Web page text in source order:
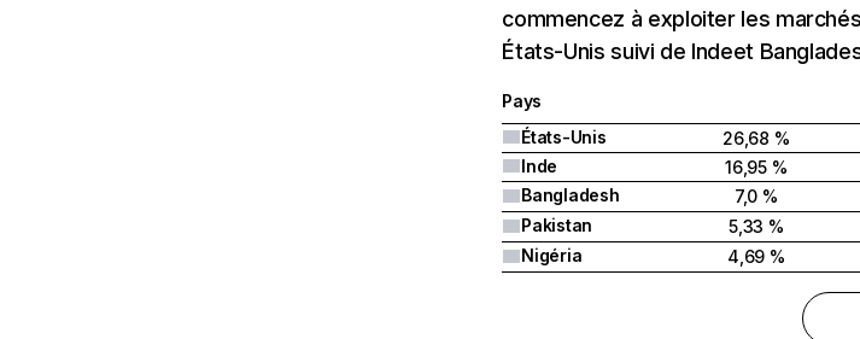
commencez à exploiter les
États-Unis suivi de Indeet
Pays
États-Unis
26,68 %
Inde
16,95 %
Bangladesh
7,0 %
Pakistan
5,33 %
Nigéria
4,69 %